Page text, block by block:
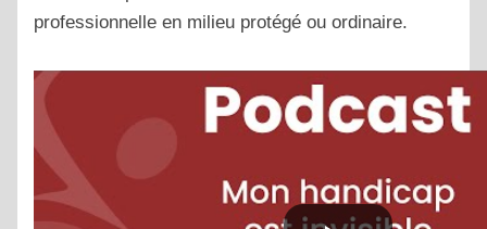
professionnelle en milieu protégé ou ordinaire.